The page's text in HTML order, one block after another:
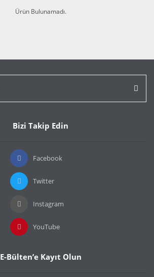
Ürün Bulunamadı.
Bizi Takip Edin
Facebook
Twitter
Instagram
YouTube
E-Bülten’e Kayıt Olun